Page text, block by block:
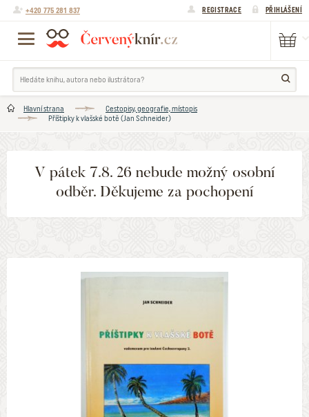
+420 775 281 837 REGISTRACE PŘIHLÁŠENÍ
Hlavní strana
Cestopisy, geografie, místopis
Příštipky k vlašské botě (Jan Schneider)
V pátek 7.8. 26 nebude možný osobní
odběr. Děkujeme za pochopení